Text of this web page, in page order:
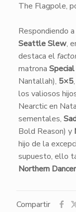
The Flagpole,
Respondiendo
Seattle Slew,
destaca el
matrona Special
Nantallah), 5×5
los valiosos
Nearctic en
sementales,
Bold Reason) y
hijo de la
supuesto, ello
Northern Dancer
Compartir